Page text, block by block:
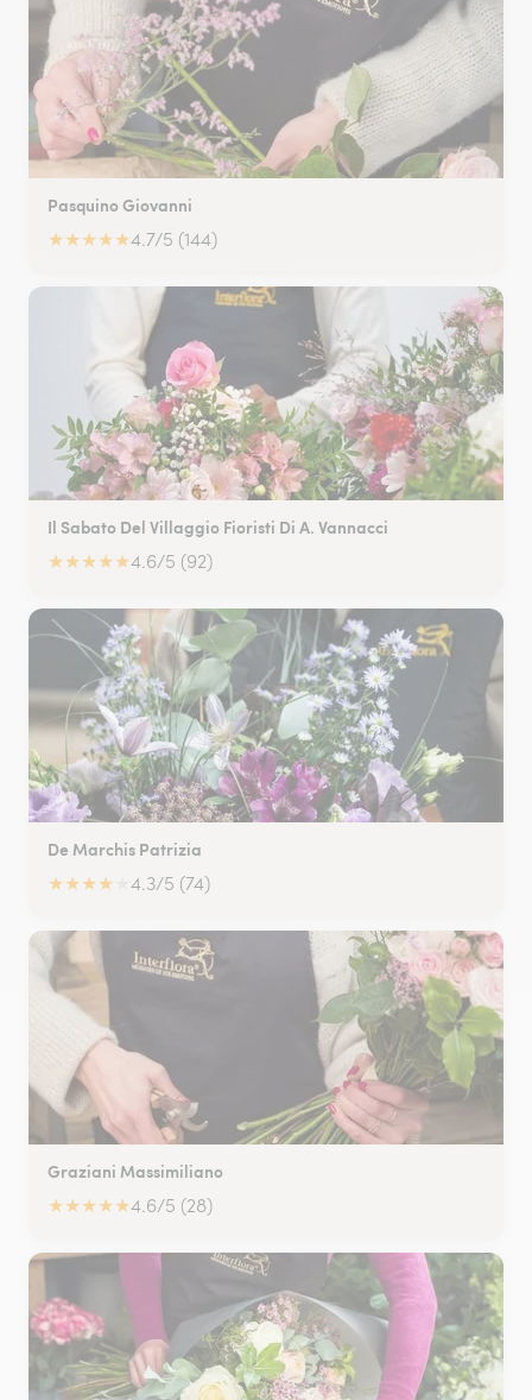
Pasquino Giovanni
★★★★★4.7/5 (144)
Il Sabato Del Villaggio Fioristi Di A. Vannacci
★★★★★4.6/5 (92)
De Marchis Patrizia
★★★★ 4.3/5 (74)
Graziani Massimiliano
★★★★★4.6/5 (28)